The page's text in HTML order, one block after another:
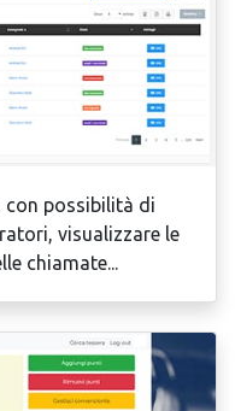
con possibilità di
visualizzare le
chiamate...